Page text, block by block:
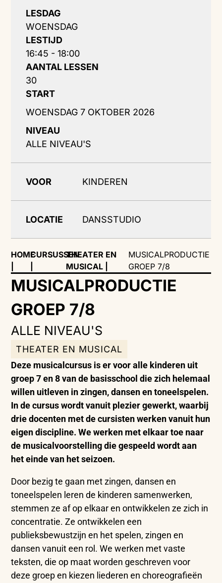
HOMECURSUSSENTHEATER EN
MUSICAL
MUSICALPRODUCTIE
GROEP 7/8
MUSICALPRODUCTIE
GROEP 7/8
ALLE NIVEAU'S
THEATER EN MUSICAL
Deze musicalcursus is er voor alle kinderen uit
groep 7 en 8 van de basisschool die zich helemaal
willen uitleven in zingen, dansen en toneelspelen.
In de cursus wordt vanuit plezier gewerkt, waarbij
drie docenten met de cursisten werken vanuit hun
eigen discipline. We werken met elkaar toe naar
de musicalvoorstelling die gespeeld wordt aan
het einde van het seizoen.
Door bezig te gaan met zingen, dansen en
toneelspelen leren de kinderen samenwerken,
stemmen ze af op elkaar en ontwikkelen ze zich in
concentratie. Ze ontwikkelen een
publieksbewustzijn en het spelen, zingen en
dansen vanuit een rol. We werken met vaste
teksten, die op maat worden geschreven voor
deze groep en kiezen liederen en choreografieën
LESDAG
WOENSDAG
LESTIJD
16:45 - 18:00
AANTAL LESSEN
30
START
WOENSDAG 7 OKTOBER 2026
NIVEAU
ALLE NIVEAU'S
VOOR KINDEREN
LOCATIE DANSSTUDIO